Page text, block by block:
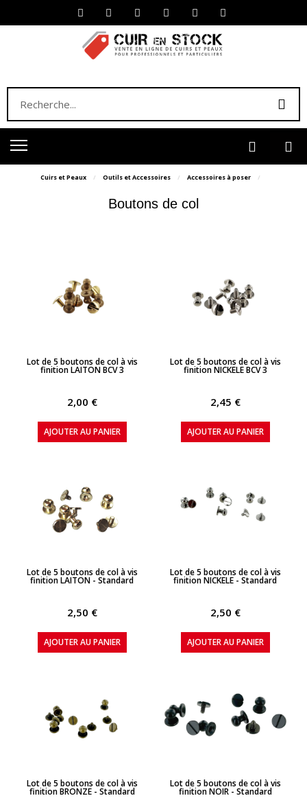
Cuirs et Peaux Outils et Accessoires Accessoires à poser
Boutons de col
APERÇU RAPIDE
Lot de 5 boutons de col à vis
finition LAITON BCV 3
2,00 €
AJOUTER AU PANIER
APERÇU RAPIDE
Lot de 5 boutons de col à vis
finition NICKELE BCV 3
2,45 €
AJOUTER AU PANIER
APERÇU RAPIDE
Lot de 5 boutons de col à vis
finition LAITON - Standard
2,50 €
AJOUTER AU PANIER
APERÇU RAPIDE
Lot de 5 boutons de col à vis
finition NICKELE - Standard
2,50 €
AJOUTER AU PANIER
APERÇU RAPIDE
Lot de 5 boutons de col à vis
finition BRONZE - Standard
APERÇU RAPIDE
Lot de 5 boutons de col à vis
finition NOIR - Standard